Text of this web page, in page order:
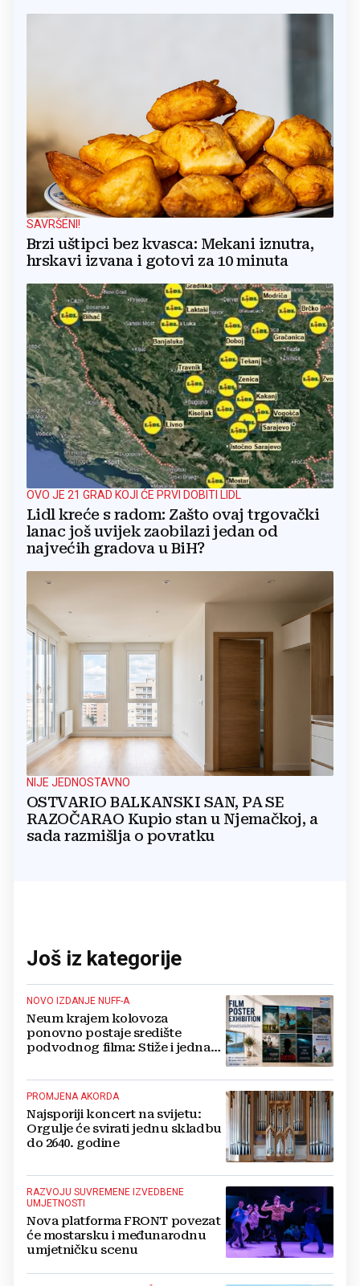
SAVRŠENI!
Brzi uštipci bez kvasca: Mekani iznutra,
hrskavi izvana i gotovi za 10 minuta
OVO JE 21 GRAD KOJI ĆE PRVI DOBITI LIDL
Lidl kreće s radom: Zašto ovaj trgovački
lanac još uvijek zaobilazi jedan od
najvećih gradova u BiH?
NIJE JEDNOSTAVNO
OSTVARIO BALKANSKI SAN, PA SE
RAZOČARAO Kupio stan u Njemačkoj, a
sada razmišlja o povratku
Još iz kategorije
NOVO IZDANJE NUFF-A
Neum krajem kolovoza
ponovno postaje središte
podvodnog filma: Stiže i jedna
PROMJENA AKORDA
Najsporiji koncert na svijetu:
Orgulje će svirati jednu skladbu
do 2640. godine
RAZVOJU SUVREMENE IZVEDBENE
UMJETNOSTI
Nova platforma FRONT povezat
će mostarsku i međunarodnu
umjetničku scenu